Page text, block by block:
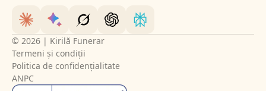
© 2026 | Kirilă Funerar
Termeni și condiții
Politica de confidențialitate
ANPC